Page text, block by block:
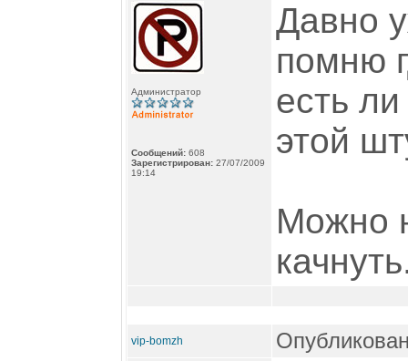
Администратор
Сообщений: 608
Зарегистрирован: 27/07/2009
19:14
Давно
помню
есть
этой
Можно
vip-bomzh